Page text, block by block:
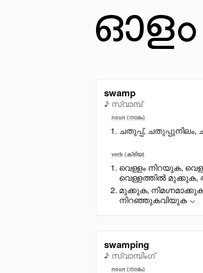
swamp
♪ സ്വാമ്പ്
noun (നാമം)
ചതുപ്പ്,
verb (ക്രിയ)
വെള്ളം നിറയുക,
വെള്ളത്തിൽ മുക്കുക,
മുക്കുക,
നിറഞ്ഞുകവിയുക
swamping
♪ സ്വാമ്പിംഗ്
noun (നാമം)